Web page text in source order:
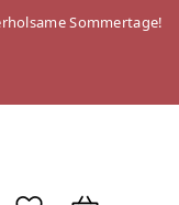
Sommertage!